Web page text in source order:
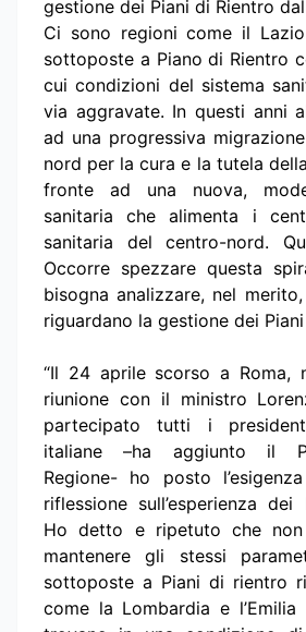
gestione dei Piani di Rientro
Ci sono regioni come il
sottoposte a Piano di Rientro
cui condizioni del sistema
via aggravate. In questi anni
ad una progressiva
nord per la cura e la tutela
fronte ad una nuova,
sanitaria che alimenta i
sanitaria del centro-nord.
Occorre spezzare questa
bisogna analizzare, nel
riguardano la gestione dei Piani
“Il 24 aprile scorso a Roma,
riunione con il ministro
partecipato tutti i
italiane –ha aggiunto il
Regione- ho posto
riflessione sull’esperienza
Ho detto e ripetuto che
mantenere gli stessi
sottoposte a Piani di rientro
come la Lombardia e l’Emilia